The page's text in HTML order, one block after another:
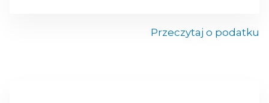
Przeczytaj o podatku